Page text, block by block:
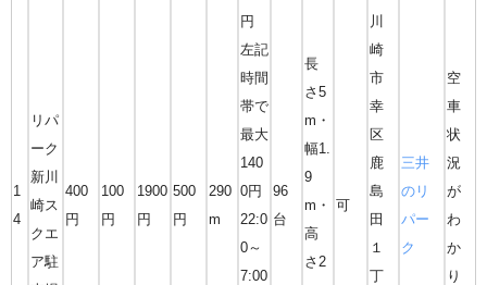
1
4
リパ
ーク
新川
崎ス
クエ
ア駐
400
円
100
円
1900
円
500
円
290
m
円
左記
時間
帯で
最大
140
0円
22:0
0～
7:00
96
台
長
さ5
m・
幅1.
9
m・
高
さ2
可
川
崎
市
幸
区
鹿
島
田
１
丁
三井
のリ
パー
ク
空
車
状
況
が
わ
か
り